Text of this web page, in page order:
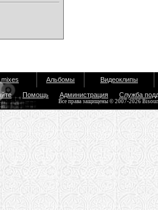
mixes Альбомы Видеоклипы
Помощь Администрация Служба
Все права защищены © 2007-2026